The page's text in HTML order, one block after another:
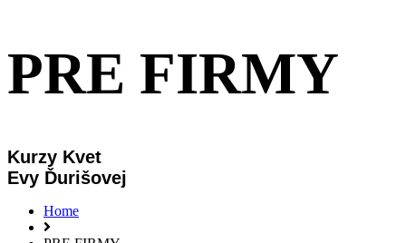
PRE FIRMY
Kurzy Kvet
Evy Ďurišovej
Home